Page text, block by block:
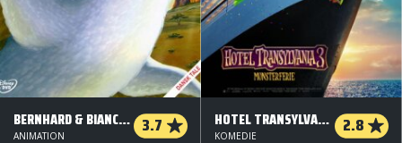
BERNHARD & BIANCA - SOS FRA AUSTRALIEN 3.7
ANIMATION
HOTEL TRANSYLVANIA 3: MONSTERFERIE - 2 D 2.8
KOMEDIE